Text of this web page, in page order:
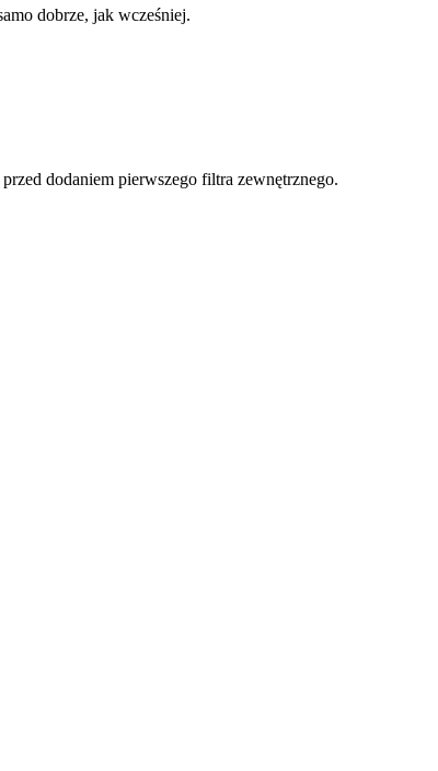
dobrze, jak wcześniej.
dodaniem pierwszego filtra zewnętrznego.